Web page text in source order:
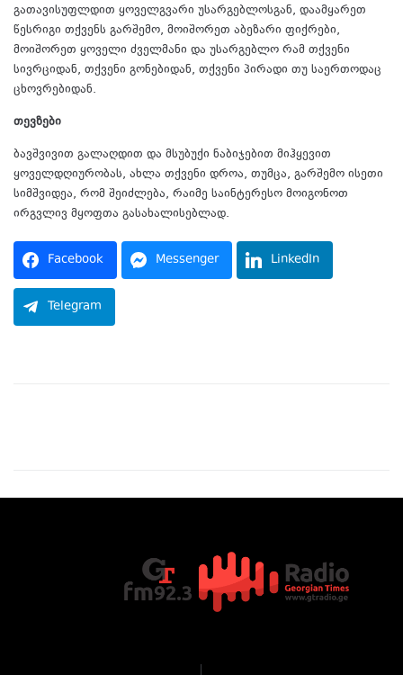
გათავისუფლდით ყოველგვარი უსარგებლოსგან, დაამყარეთ
წესრიგი თქვენს გარშემო, მოიშორეთ აბეზარი ფიქრები,
მოიშორეთ ყოველი ძველმანი და უსარგებლო რამ თქვენი
სივრციდან, თქვენი გონებიდან, თქვენი პირადი თუ საერთოდაც
ცხოვრებიდან.
თევზები
ბავშვივით გალაღდით და მსუბუქი ნაბიჯებით მიჰყევით
ყოველდღიურობას, ახლა თქვენი დროა, თუმცა, გარშემო ისეთი
სიმშვიდეა, რომ შეიძლება, რაიმე საინტერესო მოიგონოთ
ირგვლივ მყოფთა გასახალისებლად.
Facebook Messenger LinkedIn
Telegram